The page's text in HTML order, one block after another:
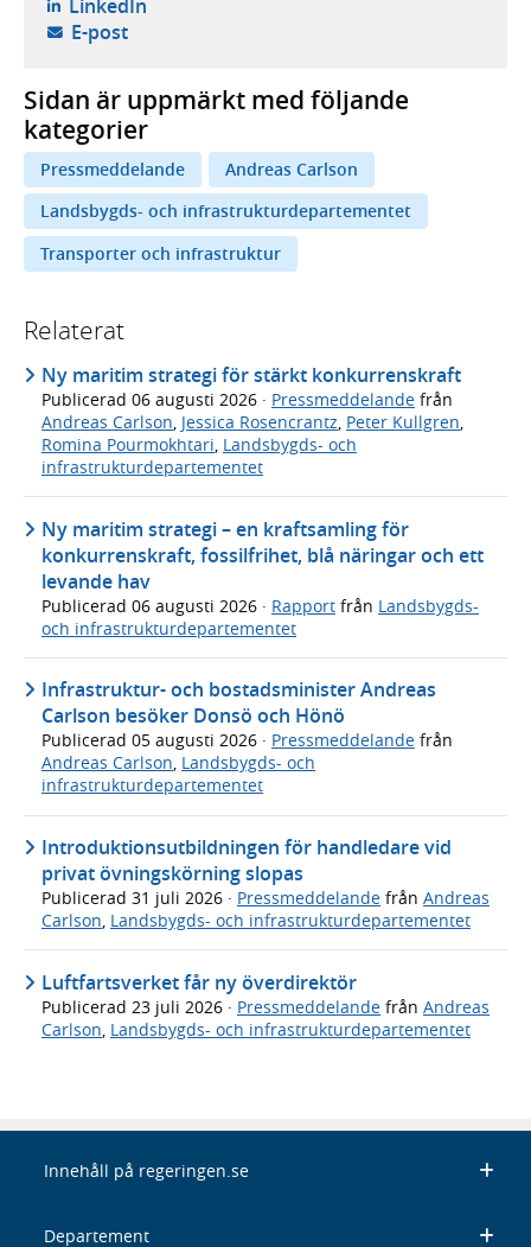
LinkedIn
E-post- öppnar din e-postklient,
Sidan är uppmärkt med följande
kategorier
Pressmeddelande
Andreas Carlson
Landsbygds- och infrastrukturdepartementet
Transporter och infrastruktur
Relaterat
Ny maritim strategi för stärkt konkurrenskraft
Publicerad 06 augusti 2026 · Pressmeddelande från
Andreas Carlson, Jessica Rosencrantz, Peter Kullgren,
Romina Pourmokhtari, Landsbygds- och
infrastrukturdepartementet
Ny maritim strategi – en kraftsamling för
konkurrenskraft, fossilfrihet, blå näringar och ett
levande hav
Publicerad 06 augusti 2026 · Rapport från Landsbygds-
och infrastrukturdepartementet
Infrastruktur- och bostadsminister Andreas
Carlson besöker Donsö och Hönö
Publicerad 05 augusti 2026 · Pressmeddelande från
Andreas Carlson, Landsbygds- och
infrastrukturdepartementet
Introduktionsutbildningen för handledare vid
privat övningskörning slopas
Publicerad 31 juli 2026 · Pressmeddelande från Andreas
Carlson, Landsbygds- och infrastrukturdepartementet
Luftfartsverket får ny överdirektör
Publicerad 23 juli 2026 · Pressmeddelande från Andreas
Carlson Landsbygds- och infrastrukturdepartementet
Innehåll på regeringen.se
Departement